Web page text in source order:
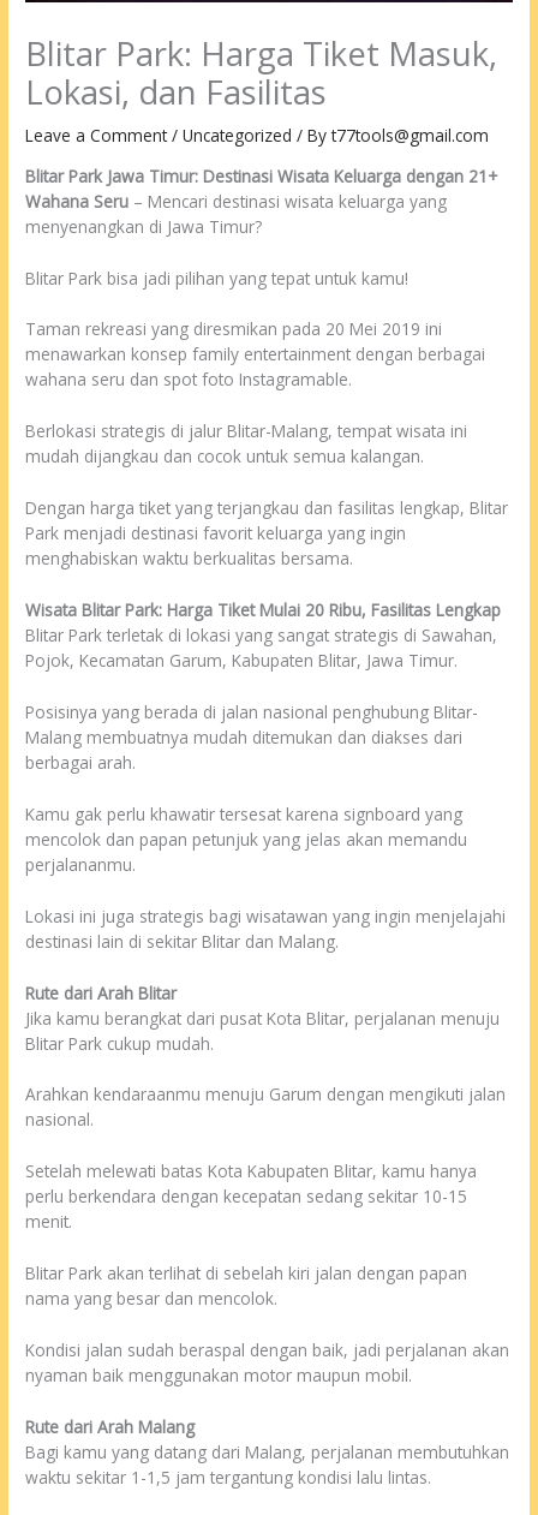
Blitar Park: Harga Tiket Masuk,
Lokasi, dan Fasilitas
Leave a Comment /Uncategorized / Byt77tools@gmail.com
Blitar Park Jawa Timur: Destinasi Wisata Keluarga dengan 21+
Wahana Seru – Mencari destinasi wisata keluarga yang
menyenangkan di Jawa Timur?
Blitar Park bisa jadi pilihan yang tepat untuk kamu!
Taman rekreasi yang diresmikan pada 20 Mei 2019 ini
menawarkan konsep family entertainment dengan berbagai
wahana seru dan spot foto Instagramable.
Berlokasi strategis di jalur Blitar-Malang, tempat wisata ini
mudah dijangkau dan cocok untuk semua kalangan.
Dengan harga tiket yang terjangkau dan fasilitas lengkap, Blitar
Park menjadi destinasi favorit keluarga yang ingin
menghabiskan waktu berkualitas bersama.
Wisata Blitar Park: Harga Tiket Mulai 20 Ribu, Fasilitas Lengkap
Blitar Park terletak di lokasi yang sangat strategis di Sawahan,
Pojok, Kecamatan Garum, Kabupaten Blitar, Jawa Timur.
Posisinya yang berada di jalan nasional penghubung Blitar-
Malang membuatnya mudah ditemukan dan diakses dari
berbagai arah.
Kamu gak perlu khawatir tersesat karena signboard yang
mencolok dan papan petunjuk yang jelas akan memandu
perjalananmu.
Lokasi ini juga strategis bagi wisatawan yang ingin menjelajahi
destinasi lain di sekitar Blitar dan Malang.
Rute dari Arah Blitar
Jika kamu berangkat dari pusat Kota Blitar, perjalanan menuju
Blitar Park cukup mudah.
Arahkan kendaraanmu menuju Garum dengan mengikuti jalan
nasional.
Setelah melewati batas Kota Kabupaten Blitar, kamu hanya
perlu berkendara dengan kecepatan sedang sekitar 10-15
menit.
Blitar Park akan terlihat di sebelah kiri jalan dengan papan
nama yang besar dan mencolok.
Kondisi jalan sudah beraspal dengan baik, jadi perjalanan akan
nyaman baik menggunakan motor maupun mobil.
Rute dari Arah Malang
Bagi kamu yang datang dari Malang, perjalanan membutuhkan
waktu sekitar 1-1,5 jam tergantung kondisi lalu lintas.